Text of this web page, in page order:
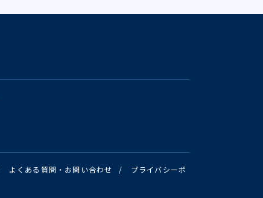
よくある質問・お問い合わせ /
プライバシーポ